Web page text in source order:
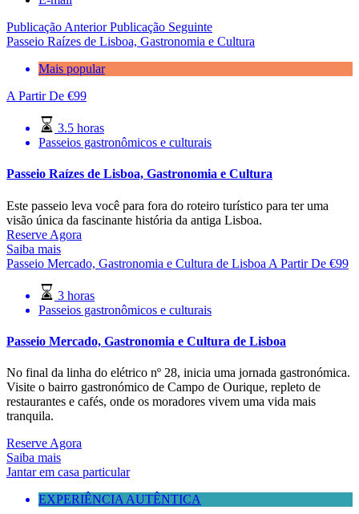
Publicação AnteriorPublicação Seguinte
Passeio Raízes de Lisboa, Gastronomia e Cultura
Mais popular
A Partir De €99
3.5 horas
Passeios gastronômicos e culturais
Passeio Raízes de Lisboa, Gastronomia e Cultura
Este passeio leva você para fora do roteiro turístico para ter uma
visão única da fascinante história da antiga Lisboa.
Reserve Agora
Saiba mais
Passeio Mercado, Gastronomia e Cultura de Lisboa A Partir De €99
3 horas
Passeios gastronômicos e culturais
Passeio Mercado, Gastronomia e Cultura de Lisboa
No final da linha do elétrico nº 28, inicia uma jornada gastronómica.
Visite o bairro gastronómico de Campo de Ourique, repleto de
restaurantes e cafés, onde os moradores vivem uma vida mais
tranquila.
Reserve Agora
Saiba mais
Jantar em casa particular
EXPERIÊNCIA AUTÊNTICA